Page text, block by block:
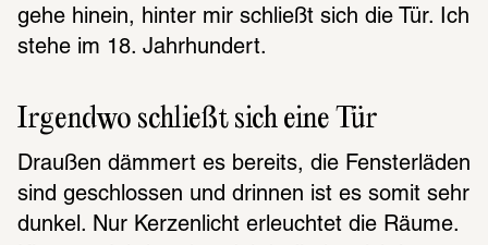
gehe hinein, hinter mir schließt sich die Tür. Ich
stehe im 18. Jahrhundert.
Irgendwo schließt sich eine Tür
Draußen dämmert es bereits, die Fensterläden
sind geschlossen und drinnen ist es somit sehr
dunkel. Nur Kerzenlicht erleuchtet die Räume.